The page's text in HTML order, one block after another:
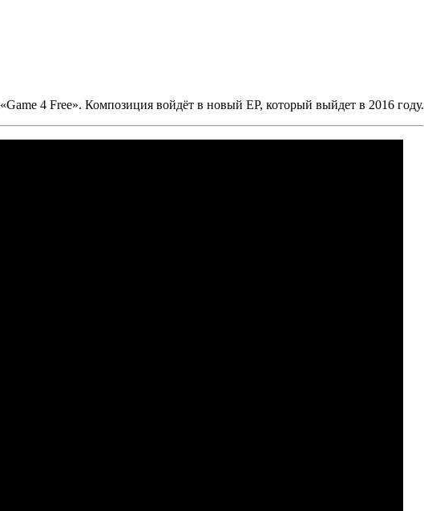
«Game 4 Free». Композиция войдёт в новый EP, который выйдет в 2016 году.